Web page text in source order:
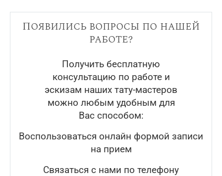
Появились вопросы по нашей
работе?
Получить бесплатную
консультацию по работе и
эскизам наших тату-мастеров
можно любым удобным для
Вас способом:
Воспользоваться онлайн формой записи
на прием
Связаться с нами по телефону